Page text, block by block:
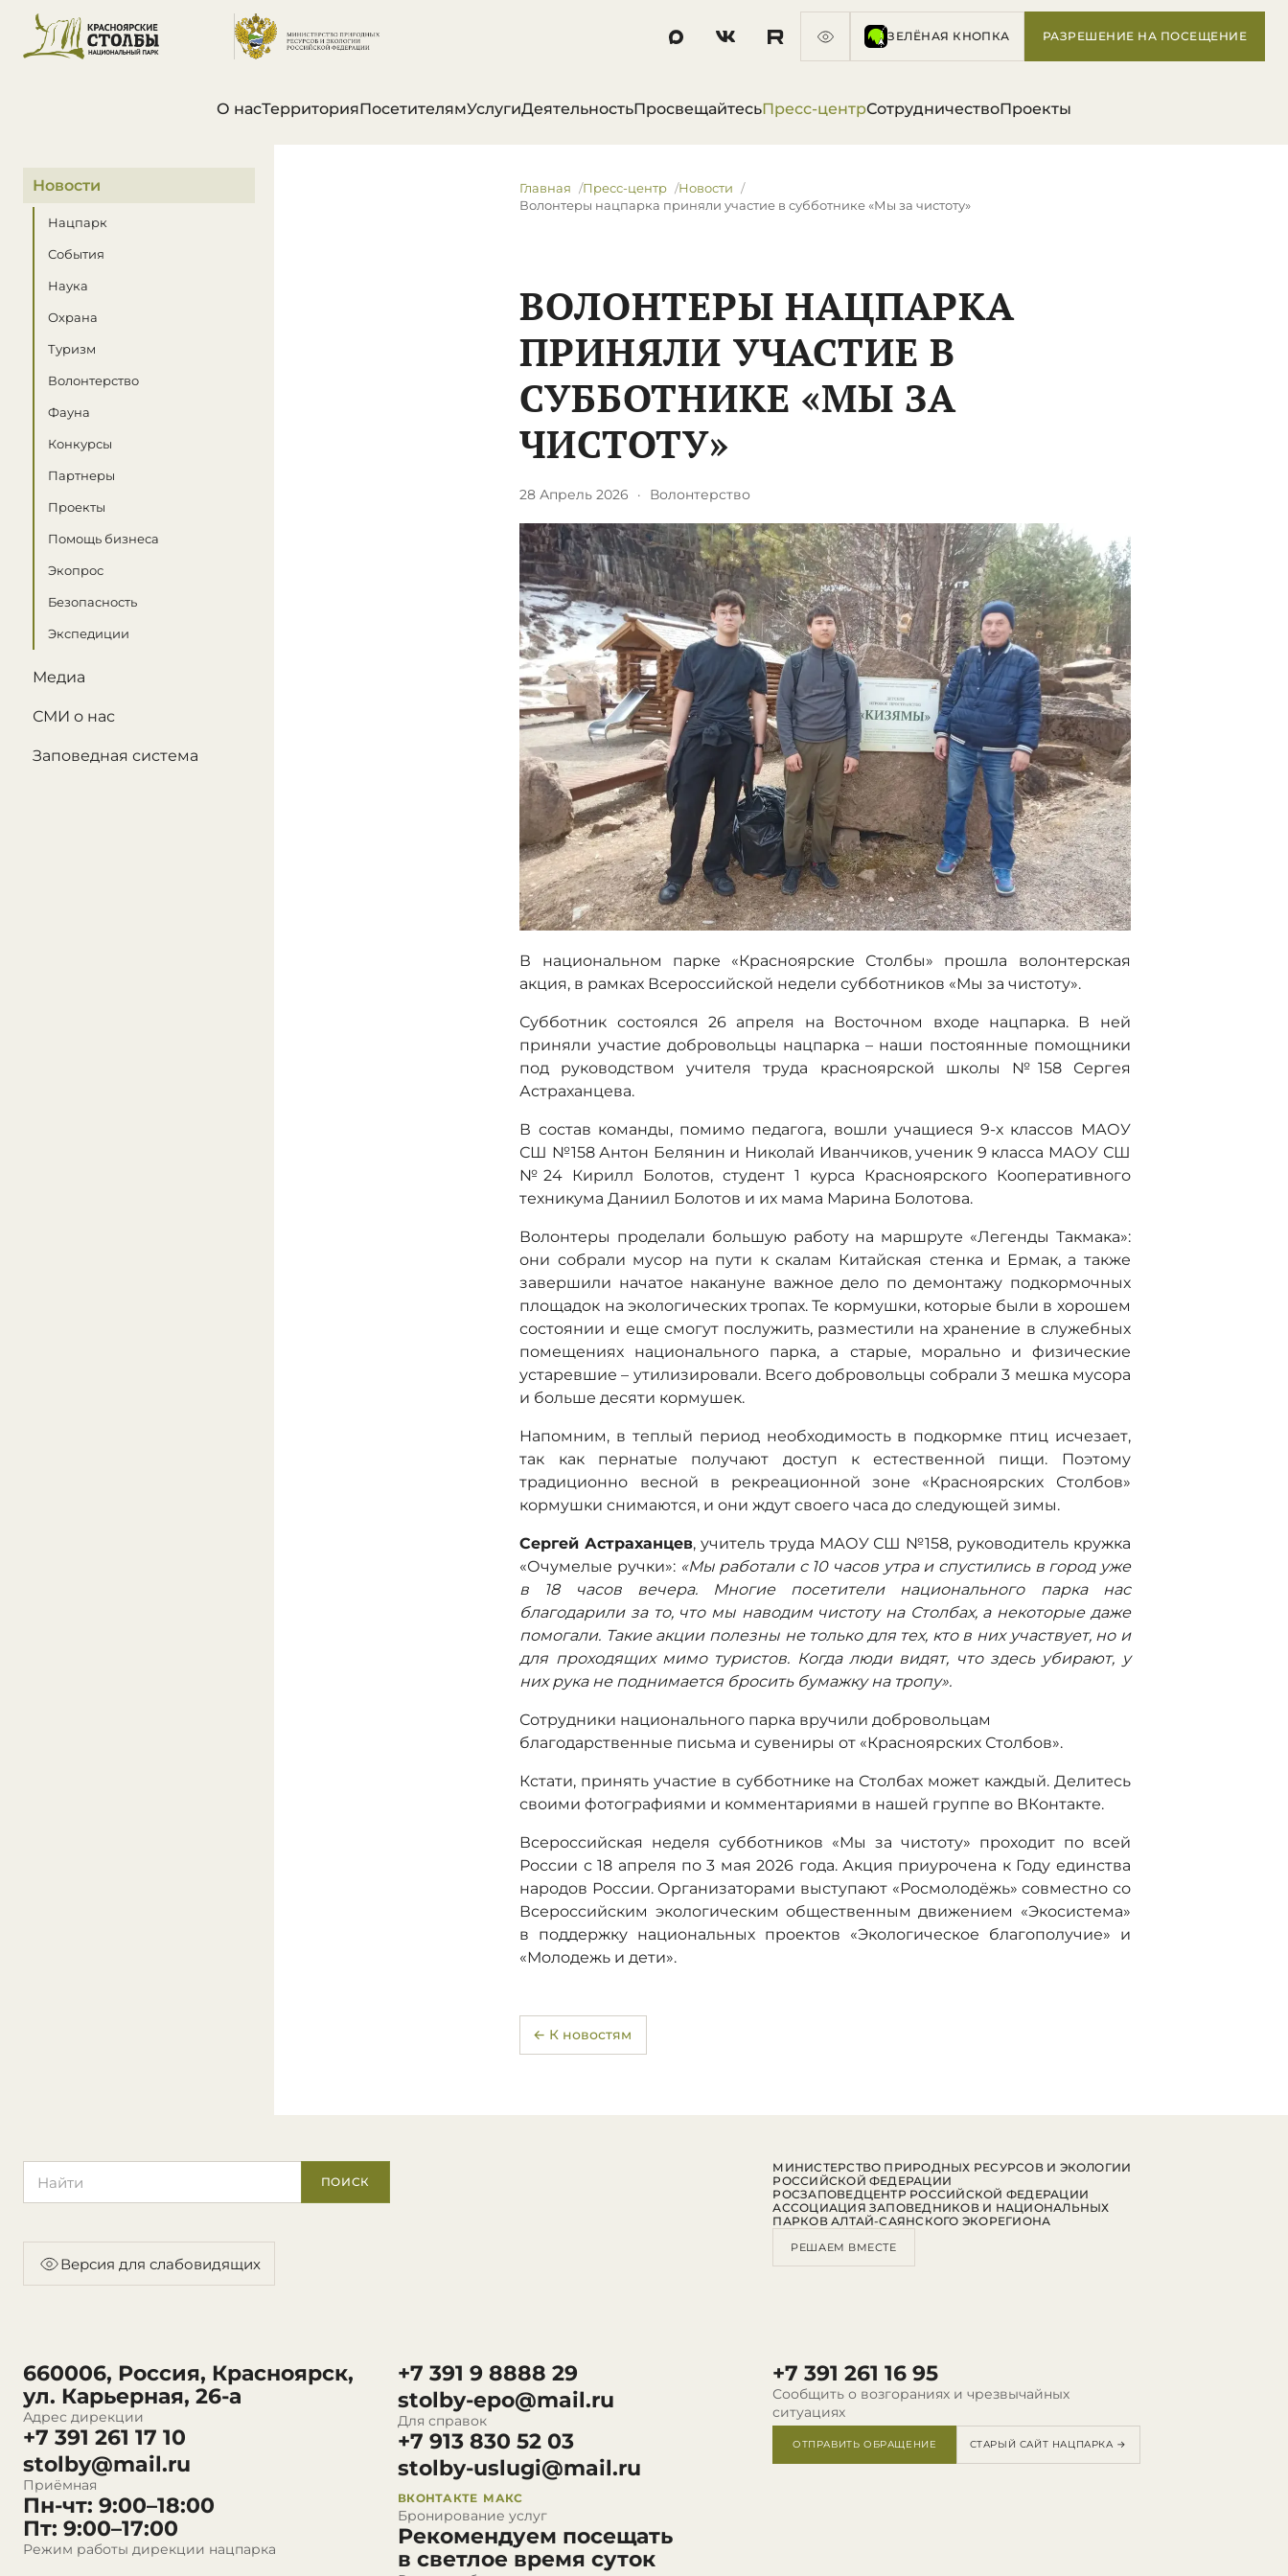
ЗЕЛЁНАЯ КНОПКА РАЗРЕШЕНИЕ НА ПОСЕЩЕНИЕ
О насТерриторияПосетителямУслугиДеятельностьПросвещайтесьПресс-центрСотрудничествоПроекты
В этом разделе
Новости
Нацпарк
События
Наука
Охрана
Туризм
Волонтерство
Фауна
Конкурсы
Партнеры
Проекты
Помощь бизнеса
Экопрос
Безопасность
Экспедиции
Медиа
СМИ о нас
Заповедная система
Главная Пресс-центр
Новости
​Волонтеры нацпарка приняли участие в субботнике «Мы за чистоту»
​ВОЛОНТЕРЫ НАЦПАРКА
ПРИНЯЛИ УЧАСТИЕ В
СУББОТНИКЕ «МЫ ЗА
ЧИСТОТУ»
28 Апрель 2026 · Волонтерство
В национальном парке «Красноярские Столбы» прошла волонтерская
акция, в рамках Всероссийской недели субботников «Мы за чистоту».
Субботник состоялся 26 апреля на Восточном входе нацпарка. В ней
приняли участие добровольцы нацпарка – наши постоянные помощники
под руководством учителя труда красноярской школы №158 Сергея
Астраханцева.
В состав команды, помимо педагога, вошли учащиеся 9-х классов МАОУ
СШ №158 Антон Белянин и Николай Иванчиков, ученик 9 класса МАОУ СШ
№24 Кирилл Болотов, студент 1 курса Красноярского Кооперативного
техникума Даниил Болотов и их мама Марина Болотова.
Волонтеры проделали большую работу на маршруте «Легенды Такмака»:
они собрали мусор на пути к скалам Китайская стенка и Ермак, а также
завершили начатое накануне важное дело по демонтажу подкормочных
площадок на экологических тропах. Те кормушки, которые были в хорошем
состоянии и еще смогут послужить, разместили на хранение в служебных
помещениях национального парка, а старые, морально и физические
устаревшие – утилизировали. Всего добровольцы собрали 3 мешка мусора
и больше десяти кормушек.
Напомним, в теплый период необходимость в подкормке птиц исчезает,
так как пернатые получают доступ к естественной пищи. Поэтому
традиционно весной в рекреационной зоне «Красноярских Столбов»
кормушки снимаются, и они ждут своего часа до следующей зимы.
Сергей Астраханцев, учитель труда МАОУ СШ №158, руководитель кружка
«Очумелые ручки»: «Мы работали с 10 часов утра и спустились в город уже
в 18 часов вечера. Многие посетители национального парка нас
благодарили за то, что мы наводим чистоту на Столбах, а некоторые даже
помогали. Такие акции полезны не только для тех, кто в них участвует, но и
для проходящих мимо туристов. Когда люди видят, что здесь убирают, у
них рука не поднимается бросить бумажку на тропу».
Сотрудники национального парка вручили добровольцам
благодарственные письма и сувениры от «Красноярских Столбов».
Кстати, принять участие в субботнике на Столбах может каждый. Делитесь
своими фотографиями и комментариями в нашей группе во ВКонтакте.
Всероссийская неделя субботников «Мы за чистоту» проходит по всей
России с 18 апреля по 3 мая 2026 года. Акция приурочена к Году единства
народов России. Организаторами выступают «Росмолодёжь» совместно со
Всероссийским экологическим общественным движением «Экосистема»
в поддержку национальных проектов «Экологическое благополучие» и
«Молодежь и дети».
← К новостям
ПОИСК
Версия для слабовидящих
660006, Россия, Красноярск,
ул. Карьерная, 26-а
Адрес дирекции
+7 391 261 17 10
stolby@mail.ru
Приёмная
Пн-чт: 9:00–18:00
Пт: 9:00–17:00
Режим работы дирекции нацпарка
+7 391 9 8888 29
stolby-epo@mail.ru
Для справок
+7 913 830 52 03
stolby-uslugi@mail.ru
ВКОНТАКТЕ МАКС
Бронирование услуг
Рекомендуем посещать
в светлое время суток
+7 391 261 16 95
Сообщить о возгораниях и чрезвычайных
ситуациях
ОТПРАВИТЬ ОБРАЩЕНИЕ СТАРЫЙ САЙТ НАЦПАРКА →
МИНИСТЕРСТВО ПРИРОДНЫХ РЕСУРСОВ И ЭКОЛОГИИ
РОССИЙСКОЙ ФЕДЕРАЦИИ
РОСЗАПОВЕДЦЕНТР РОССИЙСКОЙ ФЕДЕРАЦИИ
АССОЦИАЦИЯ ЗАПОВЕДНИКОВ И НАЦИОНАЛЬНЫХ
ПАРКОВ АЛТАЙ-САЯНСКОГО ЭКОРЕГИОНА
РЕШАЕМ ВМЕСТЕ